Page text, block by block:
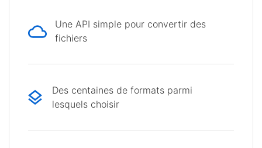
Une API simple pour convertir des
fichiers
Des centaines de formats parmi
lesquels choisir